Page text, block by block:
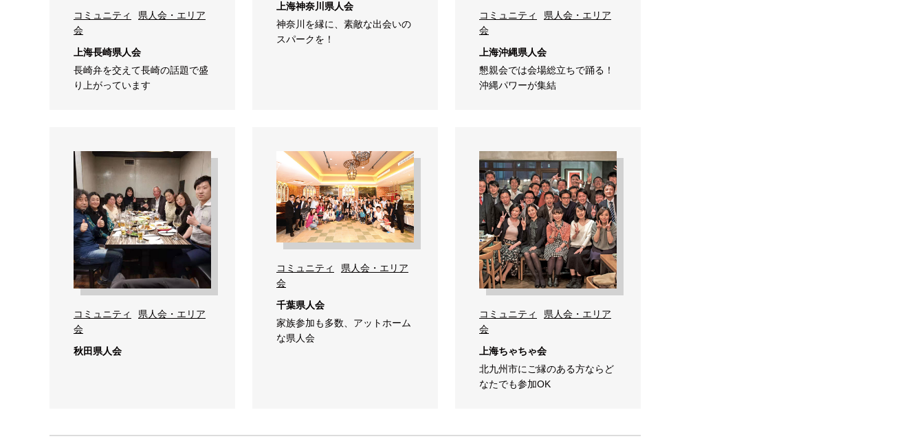
コミュニティ
県人会・エリア
会
上海長崎県人会
長崎弁を交えて長崎の話題で盛
り上がっています
上海神奈川県人会
神奈川を縁に、素敵な出会いの
スパークを！
コミュニティ
県人会・エリア
会
上海沖縄県人会
懇親会では会場総立ちで踊る！
沖縄パワーが集結
コミュニティ
県人会・エリア
会
秋田県人会
コミュニティ
県人会・エリア
会
千葉県人会
家族参加も多数、アットホーム
な県人会
コミュニティ
県人会・エリア
会
上海ちゃちゃ会
北九州市にご縁のある方ならど
なたでも参加OK